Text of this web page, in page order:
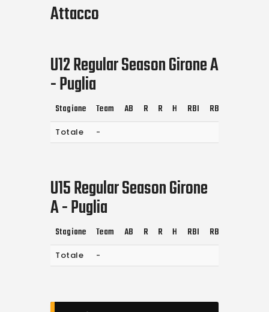
Attacco
U12 Regular Season Girone A
- Puglia
Stagione Team AB R R H RBI RBI
Totale -
U15 Regular Season Girone
A - Puglia
Stagione Team AB R R H RBI RBI
Totale -